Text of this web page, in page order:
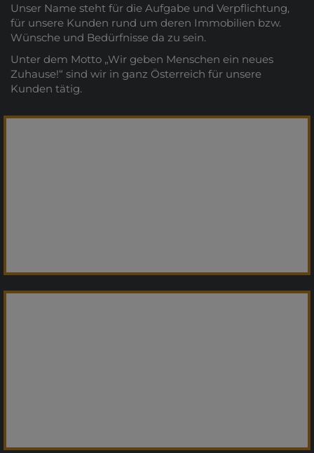
Unser Name steht für die Aufgabe und Verpflichtung,
für unsere Kunden rund um deren Immobilien bzw.
Wünsche und Bedürfnisse da zu sein.
Unter dem Motto „Wir geben Menschen ein neues
Zuhause!“ sind wir in ganz Österreich für unsere
Kunden tätig.